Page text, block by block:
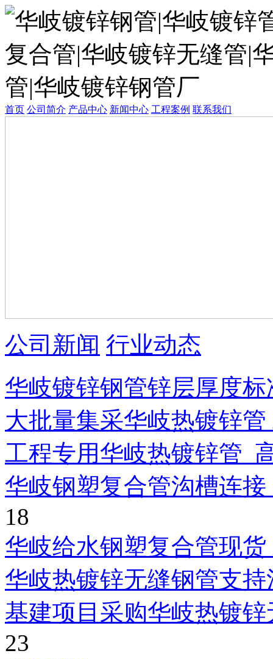
首页 公司简介 产品中心 新闻中心 工程案例 联系我们
公司新闻 行业动态
华岐镀锌钢管锌层厚度
大批量集采华岐热镀锌
工程专用华岐热镀锌管_
华岐钢塑复合管沟槽连
18
华岐给水钢塑复合管现
华岐热镀锌无缝钢管支
基建项目采购华岐热镀
23